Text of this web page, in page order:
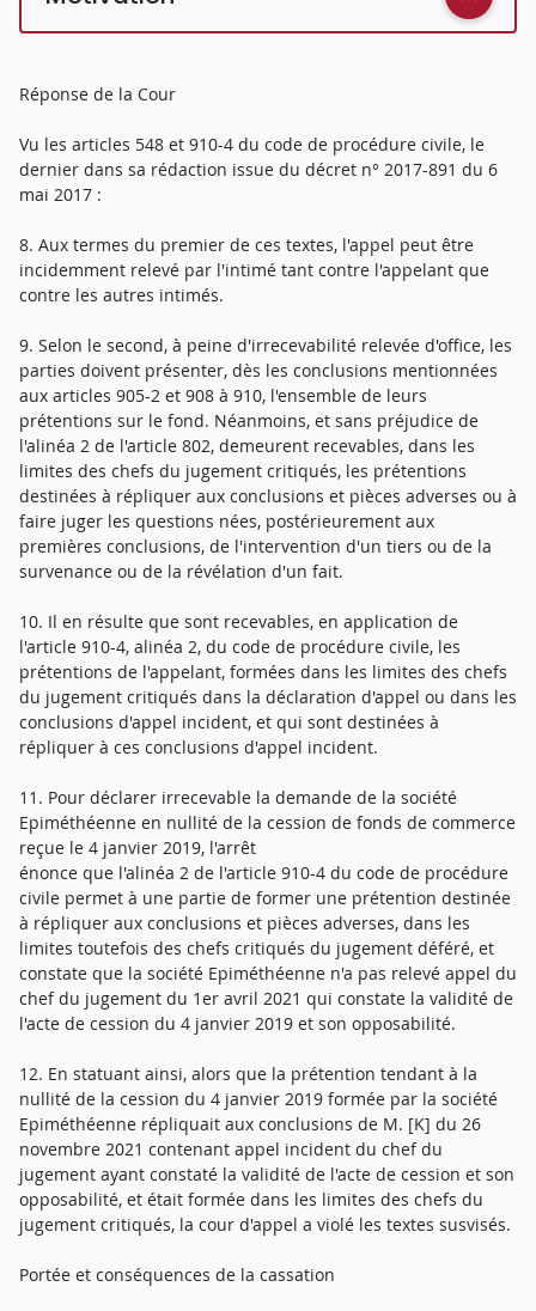
Réponse de la Cour
Vu les articles 548 et 910-4 du code de procédure civile, le
dernier dans sa rédaction issue du décret n° 2017-891 du 6
mai 2017 :
8. Aux termes du premier de ces textes, l'appel peut être
incidemment relevé par l'intimé tant contre l'appelant que
contre les autres intimés.
9. Selon le second, à peine d'irrecevabilité relevée d'office, les
parties doivent présenter, dès les conclusions mentionnées
aux articles 905-2 et 908 à 910, l'ensemble de leurs
prétentions sur le fond. Néanmoins, et sans préjudice de
l'alinéa 2 de l'article 802, demeurent recevables, dans les
limites des chefs du jugement critiqués, les prétentions
destinées à répliquer aux conclusions et pièces adverses ou à
faire juger les questions nées, postérieurement aux
premières conclusions, de l'intervention d'un tiers ou de la
survenance ou de la révélation d'un fait.
10. Il en résulte que sont recevables, en application de
l'article 910-4, alinéa 2, du code de procédure civile, les
prétentions de l'appelant, formées dans les limites des chefs
du jugement critiqués dans la déclaration d'appel ou dans les
conclusions d'appel incident, et qui sont destinées à
répliquer à ces conclusions d'appel incident.
11. Pour déclarer irrecevable la demande de la société
Epiméthéenne en nullité de la cession de fonds de commerce
reçue le 4 janvier 2019, l'arrêt
énonce que l'alinéa 2 de l'article 910-4 du code de procédure
civile permet à une partie de former une prétention destinée
à répliquer aux conclusions et pièces adverses, dans les
limites toutefois des chefs critiqués du jugement déféré, et
constate que la société Epiméthéenne n'a pas relevé appel du
chef du jugement du 1er avril 2021 qui constate la validité de
l'acte de cession du 4 janvier 2019 et son opposabilité.
12. En statuant ainsi, alors que la prétention tendant à la
nullité de la cession du 4 janvier 2019 formée par la société
Epiméthéenne répliquait aux conclusions de M. [K] du 26
novembre 2021 contenant appel incident du chef du
jugement ayant constaté la validité de l'acte de cession et son
opposabilité, et était formée dans les limites des chefs du
jugement critiqués, la cour d'appel a violé les textes susvisés.
Portée et conséquences de la cassation